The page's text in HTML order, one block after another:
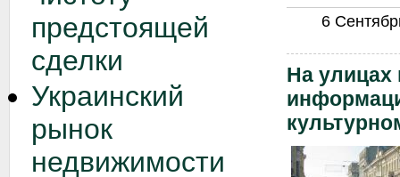
предстоящей
сделки
Украинский
рынок
недвижимости
6
На улицах